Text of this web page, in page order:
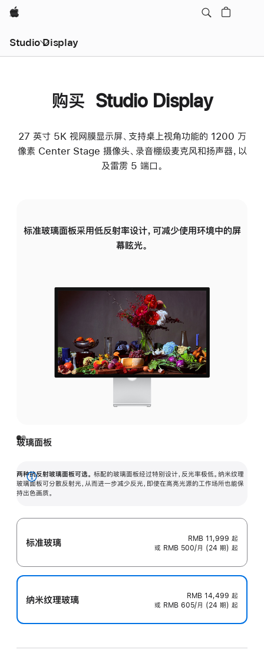
Apple
Studio Display
购买 Studio Display
27 英寸 5K 视网膜显示屏、支持桌上视角功能的 1200 万
像素 Center Stage 摄像头、录音棚级麦克风和扬声器，以
及雷雳 5 端口。
标准玻璃面板采用低反射率设计，可减少使用环境中的屏
幕眩光。
玻璃面板
两种抗反射玻璃面板可选。 标配的玻璃面板经过特别设计，反光率极低。纳米纹理
玻璃面板可分散反射光，从而进一步减少反光，即使在高亮光源的工作场所也能保
持出色画质。
展
开
标准玻璃 RMB 11,999 起
或 RMB 500/月 (24 期) 起
纳米纹理玻璃 RMB 14,499 起
或 RMB 605/月 (24 期) 起